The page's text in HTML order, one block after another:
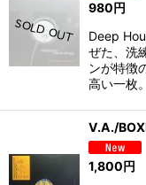
980円
Deep
ぜた、洗
ンが特徴
高い一枚
V.A./
1,800円